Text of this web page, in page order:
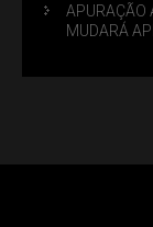
APURAÇÃO
MUDARÁ